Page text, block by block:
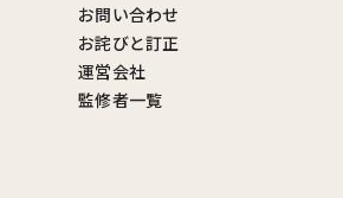
お問い合わせ
お詫びと訂正
運営会社
監修者一覧